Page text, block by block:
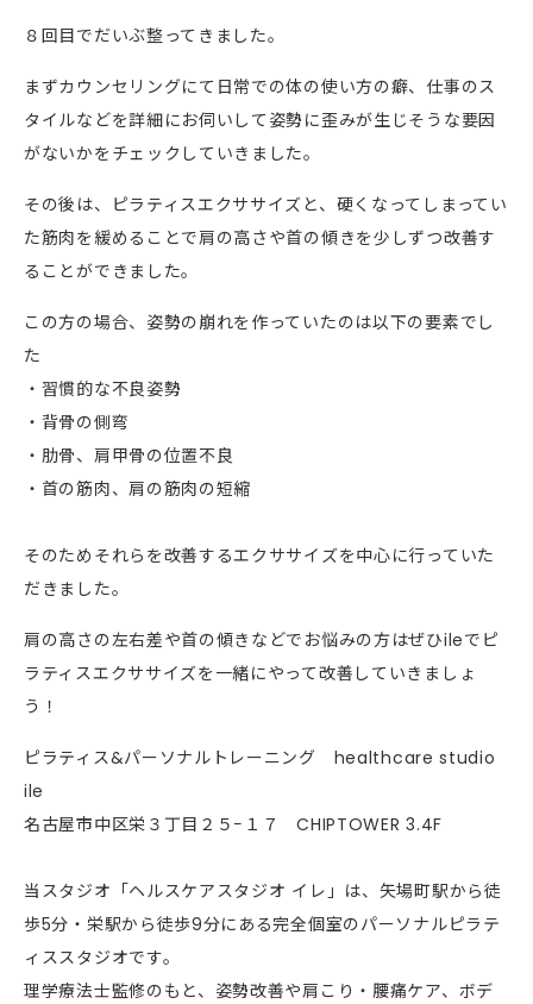
８回目でだいぶ整ってきました。
まずカウンセリングにて日常での体の使い方の癖、仕事のス
タイルなどを詳細にお伺いして姿勢に歪みが生じそうな要因
がないかをチェックしていきました。
その後は、ピラティスエクササイズと、硬くなってしまってい
た筋肉を緩めることで肩の高さや首の傾きを少しずつ改善す
ることができました。
この方の場合、姿勢の崩れを作っていたのは以下の要素でし
た
・習慣的な不良姿勢
・背骨の側弯
・肋骨、肩甲骨の位置不良
・首の筋肉、肩の筋肉の短縮
そのためそれらを改善するエクササイズを中心に行っていた
だきました。
肩の高さの左右差や首の傾きなどでお悩みの方はぜひileでピ
ラティスエクササイズを一緒にやって改善していきましょ
う！
ピラティス&パーソナルトレーニング healthcare studio
ile
名古屋市中区栄３丁目２５−１７ CHIPTOWER 3.4F
当スタジオ「ヘルスケアスタジオ イレ」は、矢場町駅から徒
歩5分・栄駅から徒歩9分にある完全個室のパーソナルピラテ
ィススタジオです。
理学療法士監修のもと、姿勢改善や肩こり・腰痛ケア、ボデ